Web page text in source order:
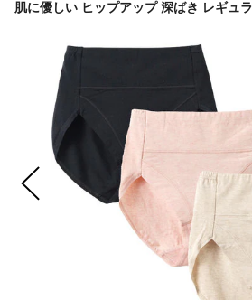
肌に優しい ヒップアップ 深ばき レギュ